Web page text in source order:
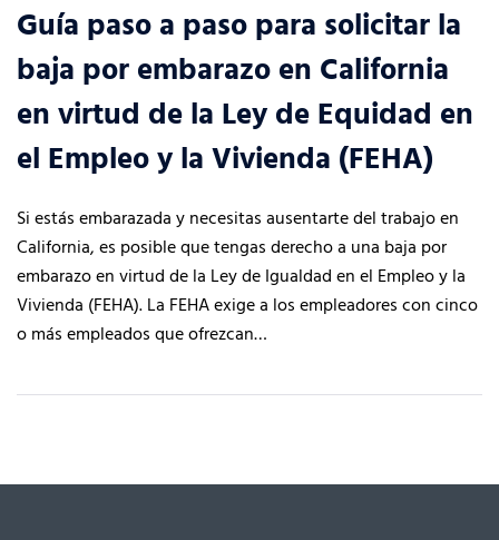
Guía paso a paso para solicitar la
baja por embarazo en California
en virtud de la Ley de Equidad en
el Empleo y la Vivienda (FEHA)
Si estás embarazada y necesitas ausentarte del trabajo en
California, es posible que tengas derecho a una baja por
embarazo en virtud de la Ley de Igualdad en el Empleo y la
Vivienda (FEHA). La FEHA exige a los empleadores con cinco
o más empleados que ofrezcan…